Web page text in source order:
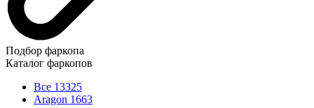
Подбор фаркопа
Каталог фаркопов
Все 13325
Aragon 1663